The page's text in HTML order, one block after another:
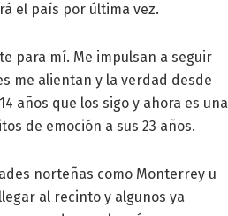
el país por última vez.
para mí. Me impulsan a seguir
me alientan y la verdad desde
años que los sigo y ahora es una
de emoción a sus 23 años.
norteñas como Monterrey u
al recinto y algunos ya